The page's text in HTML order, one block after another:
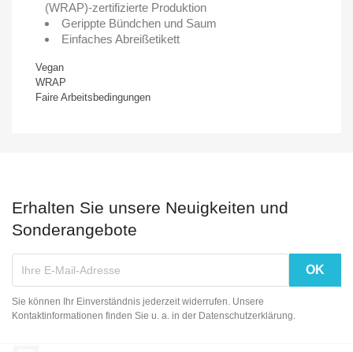
(WRAP)-zertifizierte Produktion
Gerippte Bündchen und Saum
Einfaches Abreißetikett
Vegan
WRAP
Faire Arbeitsbedingungen
Erhalten Sie unsere Neuigkeiten und
Sonderangebote
Sie können Ihr Einverständnis jederzeit widerrufen. Unsere
Kontaktinformationen finden Sie u. a. in der Datenschutzerklärung.